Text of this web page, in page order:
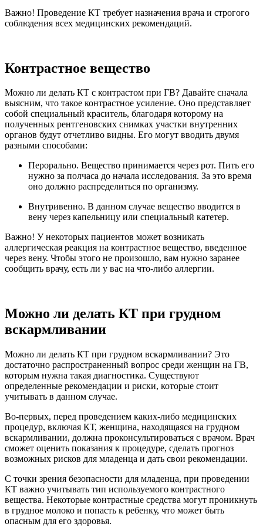
Важно! Проведение КТ требует назначения врача и строгого
соблюдения всех медицинских рекомендаций.
Контрастное вещество
Можно ли делать КТ с контрастом при ГВ? Давайте сначала
выясним, что такое контрастное усиление. Оно представляет
собой специальный краситель, благодаря которому на
полученных рентгеновских снимках участки внутренних
органов будут отчетливо видны. Его могут вводить двумя
разными способами:
Перорально. Вещество принимается через рот. Пить его
нужно за полчаса до начала исследования. За это время
оно должно распределиться по организму.
Внутривенно. В данном случае вещество вводится в
вену через капельницу или специальный катетер.
Важно! У некоторых пациентов может возникать
аллергическая реакция на контрастное вещество, введенное
через вену. Чтобы этого не произошло, вам нужно заранее
сообщить врачу, есть ли у вас на что-либо аллергии.
Можно ли делать КТ при грудном
вскармливании
Можно ли делать КТ при грудном вскармливании? Это
достаточно распространенный вопрос среди женщин на ГВ,
которым нужна такая диагностика. Существуют
определенные рекомендации и риски, которые стоит
учитывать в данном случае.
Во-первых, перед проведением каких-либо медицинских
процедур, включая КТ, женщина, находящаяся на грудном
вскармливании, должна проконсультироваться с врачом. Врач
сможет оценить показания к процедуре, сделать прогноз
возможных рисков для младенца и дать свои рекомендации.
С точки зрения безопасности для младенца, при проведении
КТ важно учитывать тип используемого контрастного
вещества. Некоторые контрастные средства могут проникнуть
в грудное молоко и попасть к ребенку, что может быть
опасным для его здоровья.